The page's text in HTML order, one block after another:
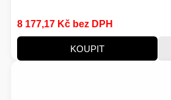
8 177,17 Kč bez DPH
KOUPIT